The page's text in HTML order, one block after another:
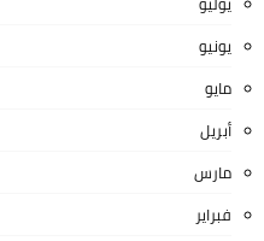
يونيو
مايو
أبريل
مارس
فبراير